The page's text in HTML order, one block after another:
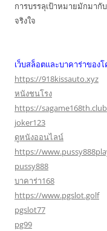
การบรรลุเป้าหมายมักมากั
จริงใจ
เว็บสล็อตและบาคาร่าของ
https://918kissauto.xyz
หนังชนโรง
https://sagame168th.club
joker123
ดูหนังออนไลน์
https://
pussy888
บาคาร่า168
https://www.pgslot.golf
pgslot77
pg99